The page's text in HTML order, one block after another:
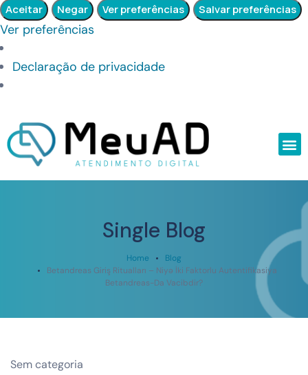
Aceitar Negar Ver preferências Salvar preferências
Ver preferências
Declaração de privacidade
Single Blog
Home
Blog
Betandreas Giriş Ritualları – Niyə İki Faktorlu Autentifikasiya
Betandreas-Da Vacibdir?
Sem categoria